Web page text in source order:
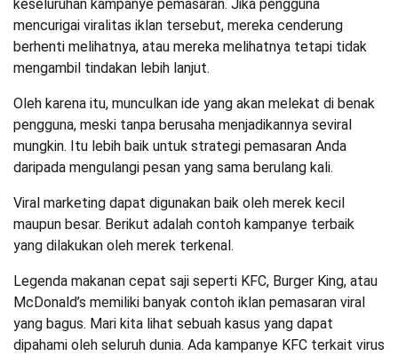
keseluruhan kampanye pemasaran. Jika pengguna
mencurigai viralitas iklan tersebut, mereka cenderung
berhenti melihatnya, atau mereka melihatnya tetapi tidak
mengambil tindakan lebih lanjut.
Oleh karena itu, munculkan ide yang akan melekat di benak
pengguna, meski tanpa berusaha menjadikannya seviral
mungkin. Itu lebih baik untuk strategi pemasaran Anda
daripada mengulangi pesan yang sama berulang kali.
Viral marketing dapat digunakan baik oleh merek kecil
maupun besar. Berikut adalah contoh kampanye terbaik
yang dilakukan oleh merek terkenal.
Legenda makanan cepat saji seperti KFC, Burger King, atau
McDonald’s memiliki banyak contoh iklan pemasaran viral
yang bagus. Mari kita lihat sebuah kasus yang dapat
dipahami oleh seluruh dunia. Ada kampanye KFC terkait virus